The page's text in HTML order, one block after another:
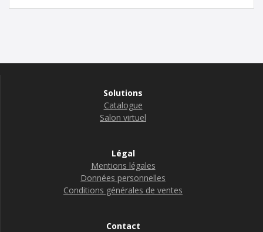
Solutions
Catalogue
Salon virtuel
Légal
Mentions légales
Données personnelles
Conditions générales de ventes
Contact